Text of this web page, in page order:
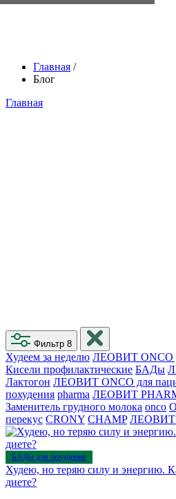
Главная /
Блог
Главная
Фильтр 8
Худеем за неделю ЛЕОВИТ ONCO
Кисели профилактические БАДы
Лактогон ЛЕОВИТ ONCO для
похудения pharma ЛЕОВИТ
Заменитель грудного молока onco
перекус CRONY CHAMP ЛЕОВИТ
БАДы для похудения
Худею, но теряю силу и энергию.
диете?